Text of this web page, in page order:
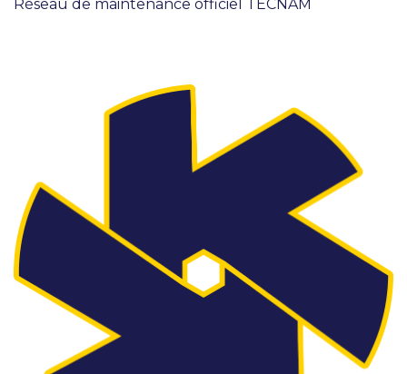
Réseau de maintenance officiel TECNAM